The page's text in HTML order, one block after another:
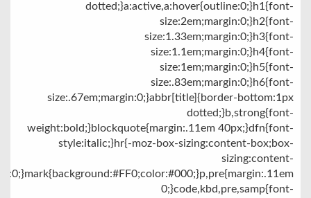
dotted;}a:active,a:hover{outline:0;}h1{font-
size:2em;margin:0;}h2{font-
size:1.33em;margin:0;}h3{font-
size:1.1em;margin:0;}h4{font-
size:1em;margin:0;}h5{font-
size:.83em;margin:0;}h6{font-
size:.67em;margin:0;}abbr[title]{border-bottom:1px
dotted;}b,strong{font-
weight:bold;}blockquote{margin:.11em 40px;}dfn{font-
style:italic;}hr{-moz-box-sizing:content-box;box-
sizing:content-
0;}code,kbd,pre,samp{font-